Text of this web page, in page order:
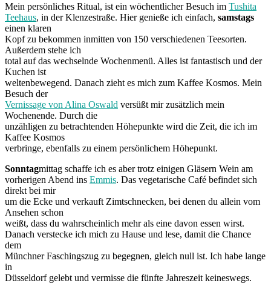
Mein persönliches Ritual, ist ein wöchentlicher Besuch im Tushita
Teehaus, in der Klenzestraße. Hier genieße ich einfach, samstags
einen klaren
Kopf zu bekommen inmitten von 150 verschiedenen Teesorten.
Außerdem stehe ich
total auf das wechselnde Wochenmenü. Alles ist fantastisch und der
Kuchen ist
weltenbewegend. Danach zieht es mich zum Kaffee Kosmos. Mein
Besuch der
Vernissage von Alina Oswald versüßt mir zusätzlich mein
Wochenende. Durch die
unzähligen zu betrachtenden Höhepunkte wird die Zeit, die ich im
Kaffee Kosmos
verbringe, ebenfalls zu einem persönlichem Höhepunkt.
Sonntagmittag schaffe ich es aber trotz einigen Gläsern Wein am
vorherigen Abend ins Emmis. Das vegetarische Café befindet sich
direkt bei mir
um die Ecke und verkauft Zimtschnecken, bei denen du allein vom
Ansehen schon
weißt, dass du wahrscheinlich mehr als eine davon essen wirst.
Danach verstecke ich mich zu Hause und lese, damit die Chance
dem
Münchner Faschingszug zu begegnen, gleich null ist. Ich habe lange
in
Düsseldorf gelebt und vermisse die fünfte Jahreszeit keineswegs.